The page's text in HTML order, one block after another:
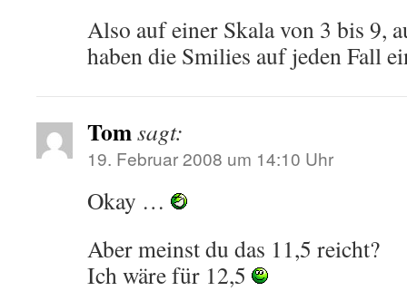
Also auf einer Skala von 3 bis 9,
haben die Smilies auf jeden Fall
Tomsagt:
19. Februar 2008 um 14:10 Uhr
Okay …
Aber meinst du das 11,5 reicht?
Ich wäre für 12,5